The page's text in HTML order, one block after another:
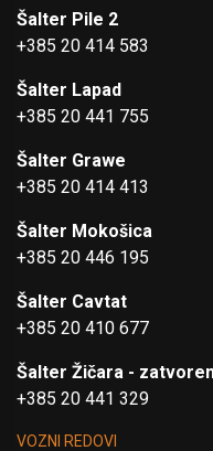
Šalter Pile 2
+385 20 414 583
Šalter Lapad
+385 20 441 755
Šalter Grawe
+385 20 414 413
Šalter Mokošica
+385 20 446 195
Šalter Cavtat
+385 20 410 677
Šalter Žičara -
+385 20 441 329
VOZNI REDOVI